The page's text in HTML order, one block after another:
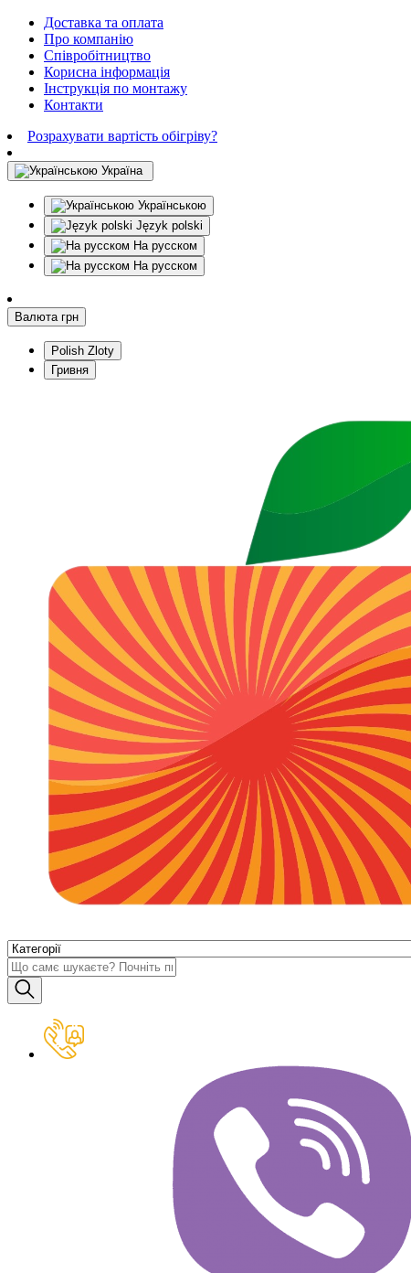
Доставка та оплата
Про компанію
Співробітництво
Корисна інформація
Інструкція по монтажу
Контакти
Розрахувати вартість обігріву?
Україна
Українською
Język polski
На русском
На русском
Валюта грн
Polish Zloty
Гривня